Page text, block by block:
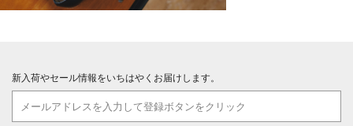
新入荷やセール情報をいちはやくお届けします。